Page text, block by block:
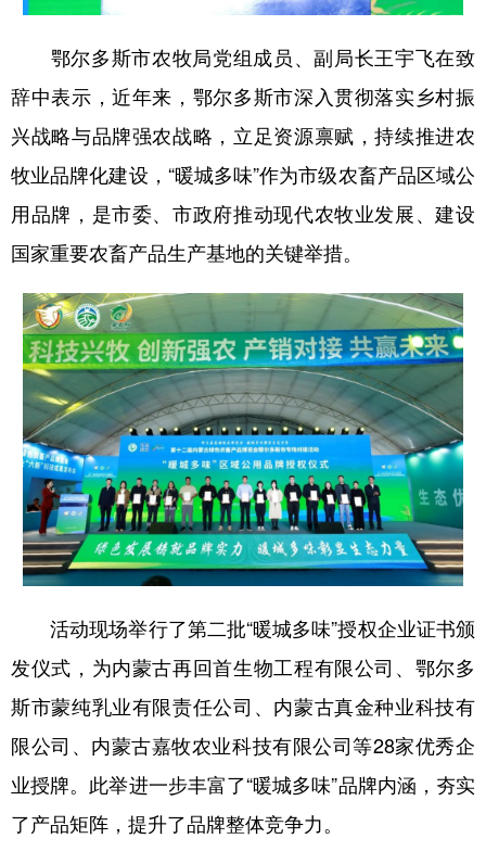
Deutsch Português
鄂尔多斯市农牧局党组成员、副局长王宇飞在致
辞中表示，近年来，鄂尔多斯市深入贯彻落实乡村振
兴战略与品牌强农战略，立足资源禀赋，持续推进农
牧业品牌化建设，“暖城多味”作为市级农畜产品区域公
用品牌，是市委、市政府推动现代农牧业发展、建设
国家重要农畜产品生产基地的关键举措。
活动现场举行了第二批“暖城多味”授权企业证书颁
发仪式，为内蒙古再回首生物工程有限公司、鄂尔多
斯市蒙纯乳业有限责任公司、内蒙古真金种业科技有
限公司、内蒙古嘉牧农业科技有限公司等28家优秀企
业授牌。此举进一步丰富了“暖城多味”品牌内涵，夯实
了产品矩阵，提升了品牌整体竞争力。